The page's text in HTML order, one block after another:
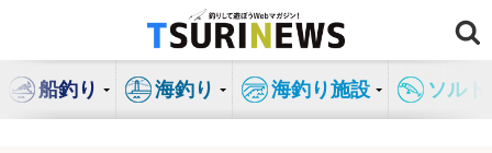
ン
船釣り 海釣り 海釣り施設 ソル